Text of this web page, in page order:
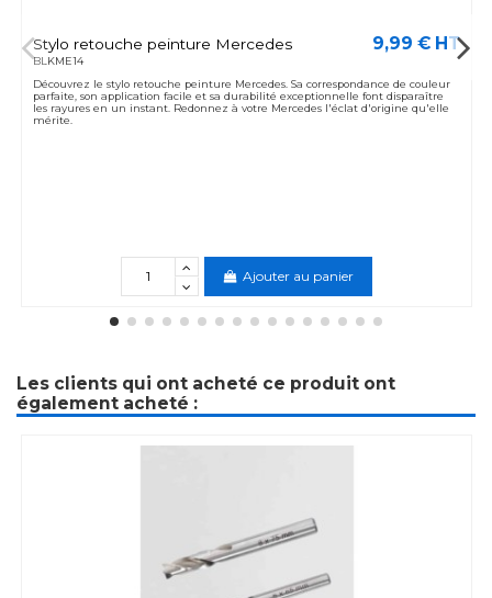
Stylo retouche peinture Mercedes
BLKME14
9,99 € HT
Découvrez le stylo retouche peinture Mercedes. Sa correspondance de couleur
parfaite, son application facile et sa durabilité exceptionnelle font disparaître
les rayures en un instant. Redonnez à votre Mercedes l'éclat d'origine qu'elle
mérite.
Ajouter au panier
Les clients qui ont acheté ce produit ont
également acheté :